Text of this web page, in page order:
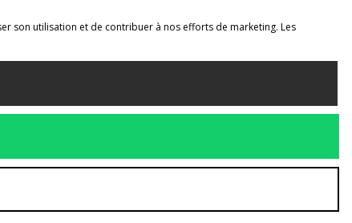
son utilisation et de contribuer à nos efforts de marketing. Les